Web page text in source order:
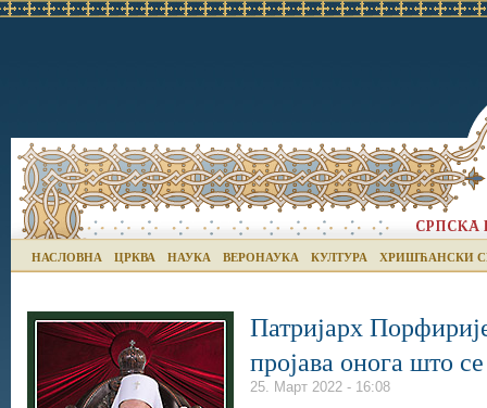
НАСЛОВНА ЦРКВА НАУКА ВЕРОНАУКА КУЛТУРА ХРИШЋАНСКИ
Патријарх
пројава онога што
25. Март 2022 - 16:08